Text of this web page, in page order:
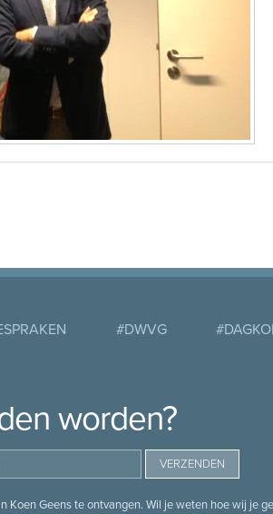
#DWVG
worden?
Geens te ontvangen. Wil je weten hoe wij je